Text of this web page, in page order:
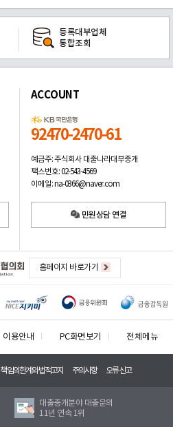
등록대부업체
통합조회
ACCOUNT
92470-2470-61
예금주: 주식회사 대출나라대부중개
팩스번호: 02-543-4569
이메일: na-0366@naver.com
민원상담 연결
홈페이지 바로가기
이용안내 PC화면보기 전체메뉴
책임의한계와법적고지 주의사항 오류신고
대출중개분야 대출문의
11년 연속 1위